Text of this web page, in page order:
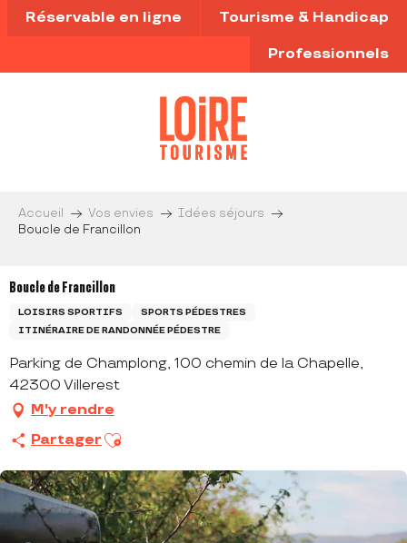
Aller
au
principal
Réservable en ligne Tourisme & Handicap
Professionnels
Accueil Vos envies
Idées séjours
Boucle de Francillon
Boucle de Francillon
LOISIRS SPORTIFS
SPORTS PÉDESTRES
ITINÉRAIRE DE RANDONNÉE PÉDESTRE
Parking de Champlong, 100 chemin de la Chapelle,
42300 Villerest
M'y rendre
Partager Ajouter aux favoris